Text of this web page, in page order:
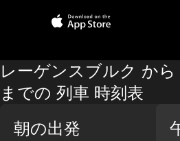
レーゲンスブルク か
までの 列車 時刻表
朝の出発